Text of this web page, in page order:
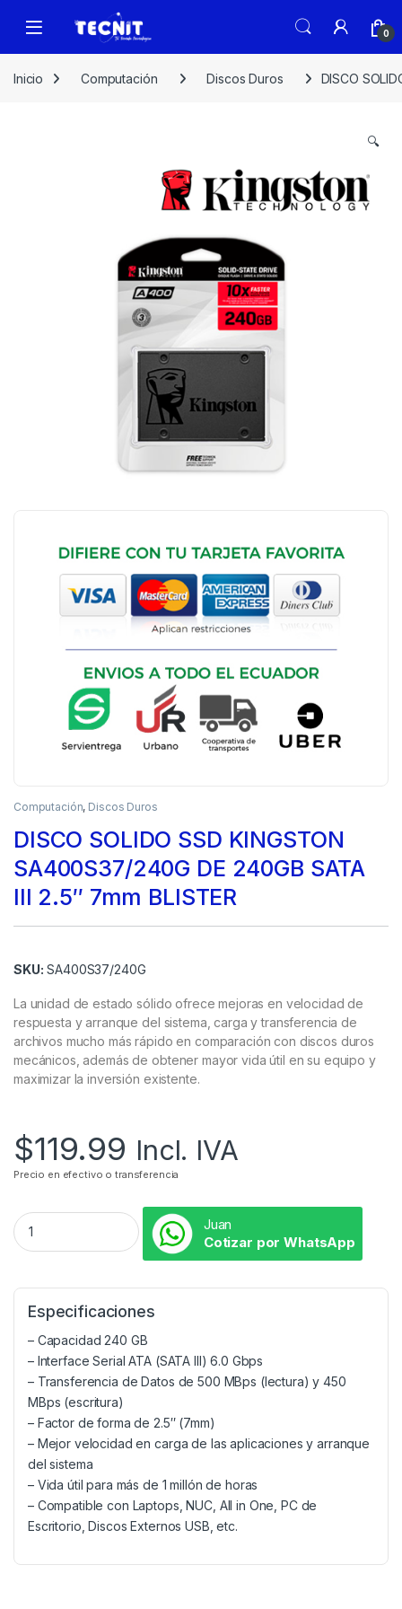
0
Inicio Computación Discos Duros DISCO
🔍
Computación, Discos Duros
DISCO SOLIDO SSD KINGSTON
SA400S37/240G DE 240GB SATA
III 2.5″ 7mm BLISTER
SKU: SA400S37/240G
La unidad de estado sólido ofrece mejoras en velocidad de
respuesta y arranque del sistema, carga y transferencia de
archivos mucho más rápido en comparación con discos duros
mecánicos, además de obtener mayor vida útil en su equipo y
maximizar la inversión existente.
$119.99 Incl. IVA
Precio en efectivo o transferencia
Juan
Cotizar por WhatsApp
Especificaciones
– Capacidad 240 GB
– Interface Serial ATA (SATA III) 6.0 Gbps
– Transferencia de Datos de 500 MBps (lectura) y 450
MBps (escritura)
– Factor de forma de 2.5″ (7mm)
– Mejor velocidad en carga de las aplicaciones y arranque
del sistema
– Vida útil para más de 1 millón de horas
– Compatible con Laptops, NUC, All in One, PC de
Escritorio, Discos Externos USB, etc.